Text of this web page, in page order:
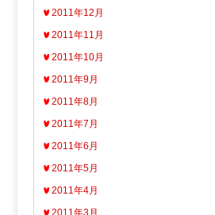
2011年12月
2011年11月
2011年10月
2011年9月
2011年8月
2011年7月
2011年6月
2011年5月
2011年4月
2011年3月